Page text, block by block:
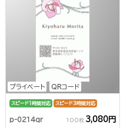
プライベート QRコード
スピード1時間対応 スピード3時間対応
p-0214qr 100枚 3,080円